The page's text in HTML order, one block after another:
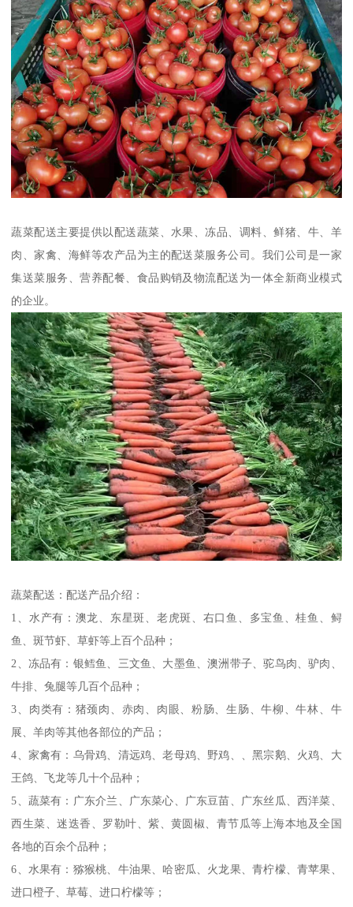
蔬菜配送主要提供以配送蔬菜、水果、冻品、调料、鲜猪、牛、羊
肉、家禽、海鲜等农产品为主的配送菜服务公司。我们公司是一家
集送菜服务、营养配餐、食品购销及物流配送为一体全新商业模式
的企业。
蔬菜配送：配送产品介绍：
1、水产有：澳龙、东星斑、老虎斑、右口鱼、多宝鱼、桂鱼、鲟
鱼、斑节虾、草虾等上百个品种；
2、冻品有：银鳕鱼、三文鱼、大墨鱼、澳洲带子、驼鸟肉、驴肉、
牛排、兔腿等几百个品种；
3、肉类有：猪颈肉、赤肉、肉眼、粉肠、生肠、牛柳、牛林、牛
展、羊肉等其他各部位的产品；
4、家禽有：乌骨鸡、清远鸡、老母鸡、野鸡、、黑宗鹅、火鸡、大
王鸽、飞龙等几十个品种；
5、蔬菜有：广东介兰、广东菜心、广东豆苗、广东丝瓜、西洋菜、
西生菜、迷迭香、罗勒叶、紫、黄圆椒、青节瓜等上海本地及全国
各地的百余个品种；
6、水果有：猕猴桃、牛油果、哈密瓜、火龙果、青柠檬、青苹果、
进口橙子、草莓、进口柠檬等；